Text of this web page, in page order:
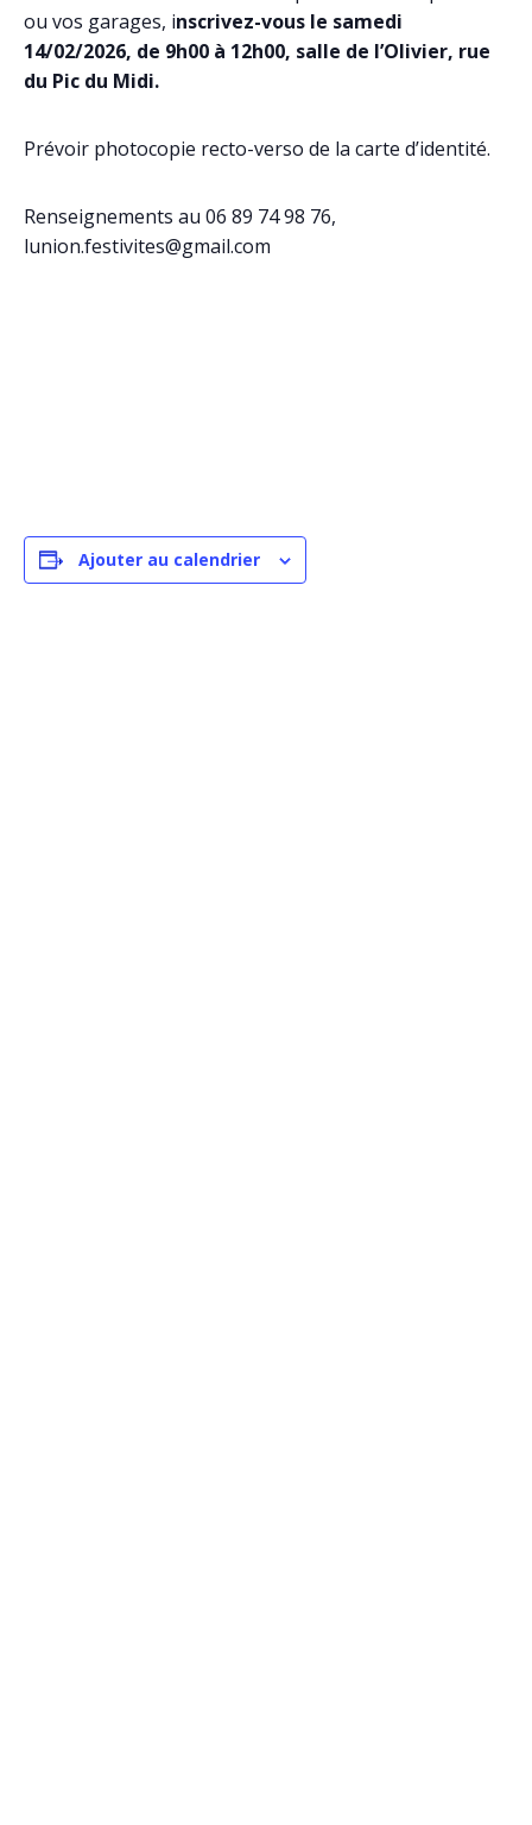
ou vos garages, inscrivez-vous le samedi
14/02/2026, de 9h00 à 12h00, salle de l’Olivier, rue
du Pic du Midi.
Prévoir photocopie recto-verso de la carte d’identité.
Renseignements au 06 89 74 98 76,
lunion.festivites@gmail.com
Ajouter au calendrier